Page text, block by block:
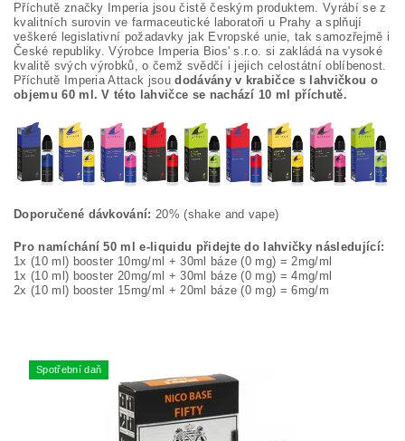
Příchutě značky Imperia jsou čistě českým produktem. Vyrábí se z
kvalitních surovin ve farmaceutické laboratoři u Prahy a splňují
veškeré legislativní požadavky jak Evropské unie, tak samozřejmě i
České republiky. Výrobce Imperia Bios' s.r.o. si zakládá na vysoké
kvalitě svých výrobků, o čemž svědčí i jejich celostátní oblíbenost.
Příchutě Imperia Attack jsoudodávány v krabičce s lahvičkou o
objemu 60 ml. V této lahvičce se nachází 10 ml příchutě.
Doporučené dávkování: 20% (shake and vape)
Pro namíchání 50 ml e-liquidu přidejte do lahvičky následující:
1x (10 ml) booster 10mg/ml + 30ml báze (0 mg) = 2mg/ml
1x (10 ml) booster 20mg/ml + 30ml báze (0 mg) = 4mg/ml
2x (10 ml) booster 15mg/ml + 20ml báze (0 mg) = 6mg/m
Spotřební daň